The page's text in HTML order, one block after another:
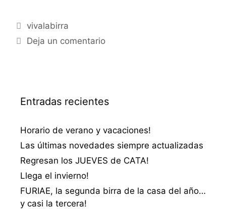
Categorías
vivalabirra
Deja un comentario
Entradas recientes
Horario de verano y vacaciones!
Las últimas novedades siempre actualizadas
Regresan los JUEVES de CATA!
Llega el invierno!
FURIAE, la segunda birra de la casa del año…
y casi la tercera!